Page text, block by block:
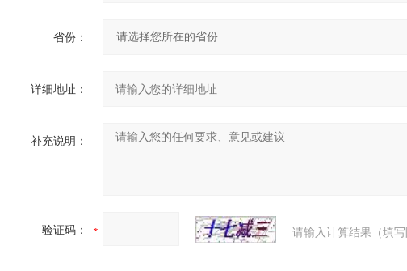
省份：
详细地址：
补充说明：
验证码： 请输入计算结果（填